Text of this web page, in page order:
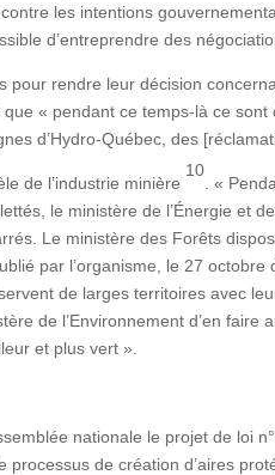
les intentions
d’entreprendre des
rendre leur décision
« pendant ce temps-là ce
d’Hydro-Québec, des
de l’industrie minière
10
. «
le ministère de l’Énergie et
Le ministère des Forêts
par l’organisme, le 27 octobre
de larges territoires avec
de l’Environnement d’en faire
et plus vert ».
nationale le projet de loi
processus de création d’aires